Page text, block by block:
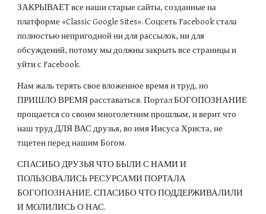
ЗАКРЫВАЕТ все наши старые сайты, созданные на
платформе «Classic Google Sites». Соцсеть Facebook стала
полностью непригодной ни для рассылок, ни для
обсуждений, потому мы должны закрыть все страницы и
уйти с Facebook.
Нам жаль терять свое вложенное время и труд, но
ПРИШЛО ВРЕМЯ расставаться. Портал БОГОПОЗНАНИЕ
прощается со своим многолетним прошлым, и верит что
наш труд ДЛЯ ВАС друзья, во имя Иисуса Христа, не
тщетен перед нашим Богом.
СПАСИБО ДРУЗЬЯ ЧТО БЫЛИ С НАМИ И
ПОЛЬЗОВАЛИСЬ РЕСУРСАМИ ПОРТАЛА
БОГОПОЗНАНИЕ. СПАСИБО ЧТО ПОДДЕРЖИВАЛИЛИ
И МОЛИЛИСЬ О НАС.